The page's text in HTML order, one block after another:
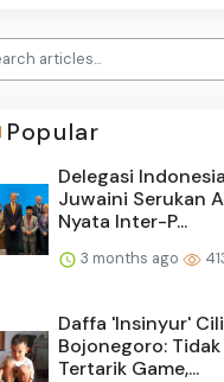
Popular
Delegasi
Juwaini Serukan
Nyata Inter-P...
3 months ago
Daffa 'Insinyur'
Bojonegoro: Tidak
Tertarik Game,...